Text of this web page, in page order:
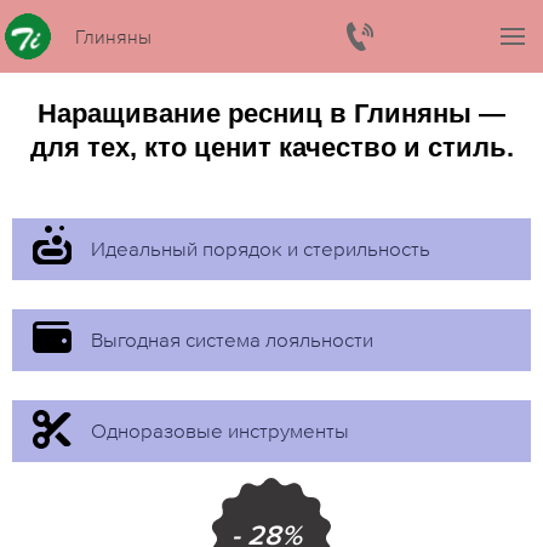
Глиняны
Наращивание ресниц в Глиняны —
для тех, кто ценит качество и стиль.
Идеальный порядок и стерильность
Выгодная система лояльности
Одноразовые инструменты
- 28%